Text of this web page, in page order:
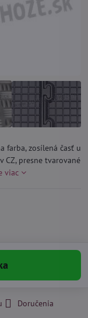
farba, zosílená časť u
CZ, presne tvarované
viac
Doručenia